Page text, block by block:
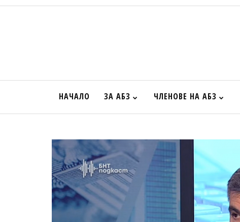
НАЧАЛО ЗА АБЗ ЧЛЕНОВЕ НА АБЗ